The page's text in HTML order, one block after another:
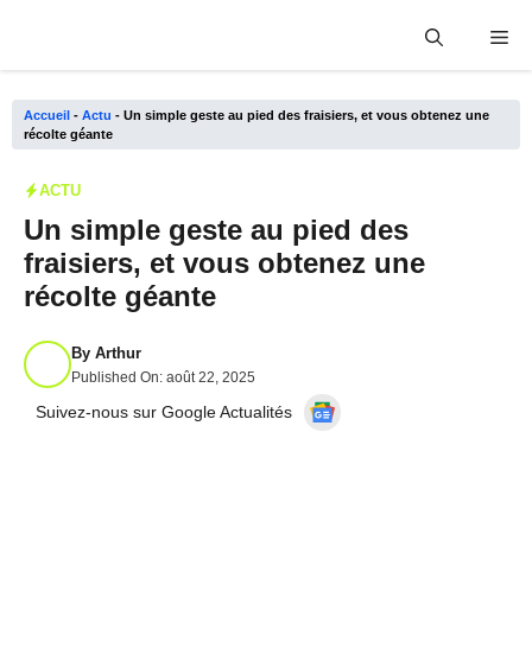
Accueil - Actu - Un simple geste au pied des fraisiers, et vous obtenez une
récolte géante
ACTU
Un simple geste au pied des
fraisiers, et vous obtenez une
récolte géante
By Arthur
Published On: août 22, 2025
Suivez-nous sur Google Actualités